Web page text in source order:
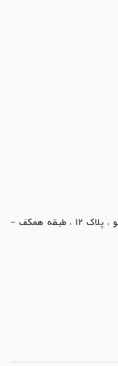
استان گلستان آق قلا ، خيابان شهيد تمنانلو ، پلاک 12 ، طبقه همکف -